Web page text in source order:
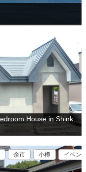
物件情報 戸建住宅 小樽市新光町 (2-Bedroom House in Shinko Otaru is for sale)
余市 小樽
イベン